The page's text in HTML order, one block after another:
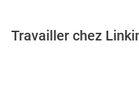
Travailler chez